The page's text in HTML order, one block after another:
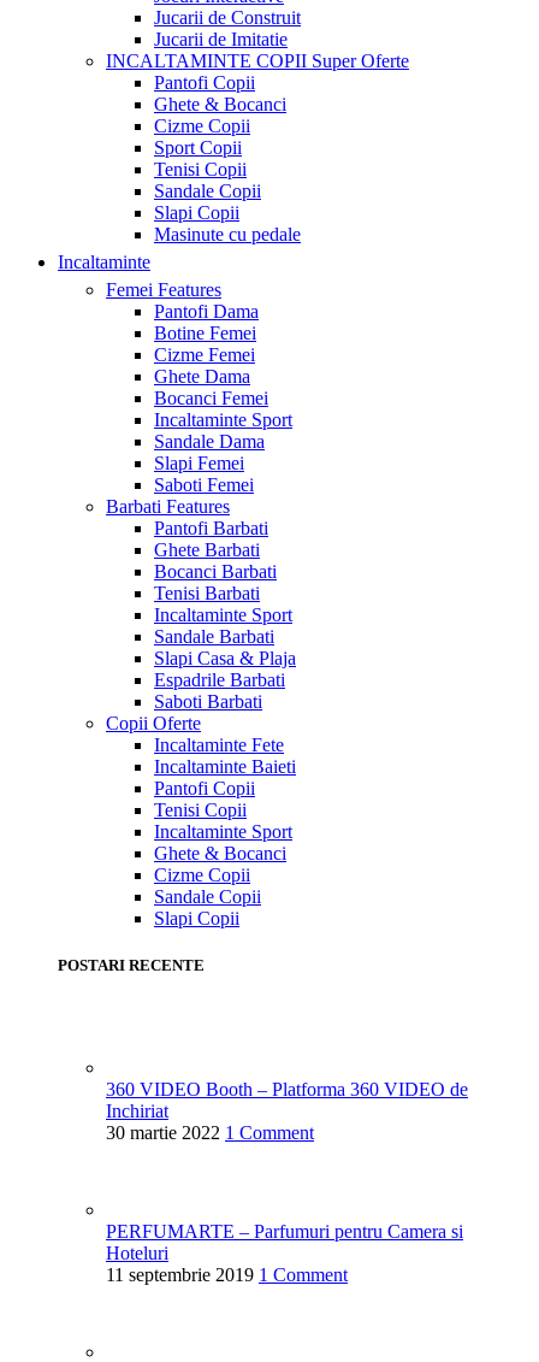
Jucarii de Construit
Jucarii de Imitatie
INCALTAMINTE COPII Super Oferte
Pantofi Copii
Ghete & Bocanci
Cizme Copii
Sport Copii
Tenisi Copii
Sandale Copii
Slapi Copii
Masinute cu pedale
Incaltaminte
Femei Features
Pantofi Dama
Botine Femei
Cizme Femei
Ghete Dama
Bocanci Femei
Incaltaminte Sport
Sandale Dama
Slapi Femei
Saboti Femei
Barbati Features
Pantofi Barbati
Ghete Barbati
Bocanci Barbati
Tenisi Barbati
Incaltaminte Sport
Sandale Barbati
Slapi Casa & Plaja
Espadrile Barbati
Saboti Barbati
Copii Oferte
Incaltaminte Fete
Incaltaminte Baieti
Pantofi Copii
Tenisi Copii
Incaltaminte Sport
Ghete & Bocanci
Cizme Copii
Sandale Copii
Slapi Copii
POSTARI RECENTE
360 VIDEO Booth – Platforma 360 VIDEO de
Inchiriat
30 martie 2022 1 Comment
PERFUMARTE – Parfumuri pentru Camera si
Hoteluri
11 septembrie 2019 1 Comment